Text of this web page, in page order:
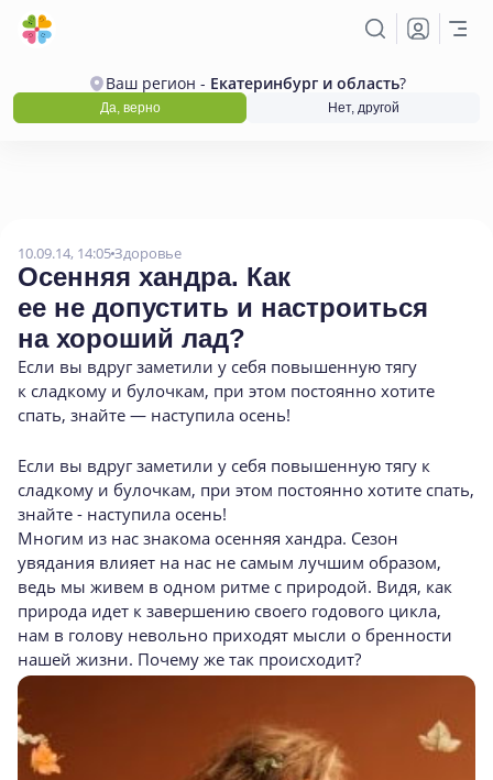
Ваш регион - Екатеринбург и область?
Да, верно Нет, другой
10.09.14, 14:05Здоровье
Осенняя хандра. Как
ее не допустить и настроиться
на хороший лад?
Если вы вдруг заметили у себя повышенную тягу
к сладкому и булочкам, при этом постоянно хотите
спать, знайте — наступила осень!
Если вы вдруг заметили у себя повышенную тягу к
сладкому и булочкам, при этом постоянно хотите спать,
знайте - наступила осень!
Многим из нас знакома осенняя хандра. Сезон
увядания влияет на нас не самым лучшим образом,
ведь мы живем в одном ритме с природой. Видя, как
природа идет к завершению своего годового цикла,
нам в голову невольно приходят мысли о бренности
нашей жизни. Почему же так происходит?